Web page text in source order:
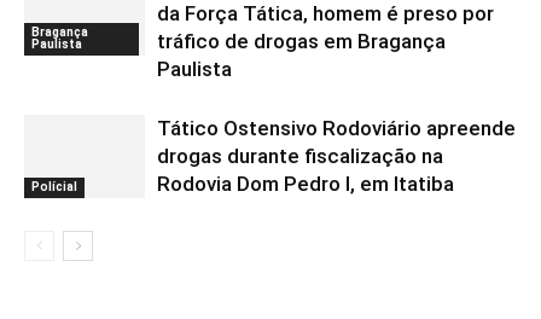
Bragança
Paulista
da Força Tática, homem é preso por
tráfico de drogas em Bragança
Paulista
Polícial
Tático Ostensivo Rodoviário apreende
drogas durante fiscalização na
Rodovia Dom Pedro I, em Itatiba